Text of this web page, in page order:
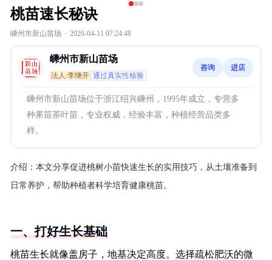
桃苗速长秘诀
嵊州市新山苗场 · 2026-04-11 07:24:48
嵊州市新山苗场
法人:李继开 通过真实性核验
咨询 进店
嵊州市新山苗场位于浙江绍兴嵊州，1995年成立，专营多
种果苗茶叶苗，专业权威，经验丰富，种植经营品类多
样。
介绍： 本文分享促进桃树小苗快速生长的实用技巧，从土壤准备到
日常养护，帮助种植者科学培育健康桃苗。
一、打好生长基础
桃苗生长就像盖房子，地基决定高度。选择疏松肥沃的微